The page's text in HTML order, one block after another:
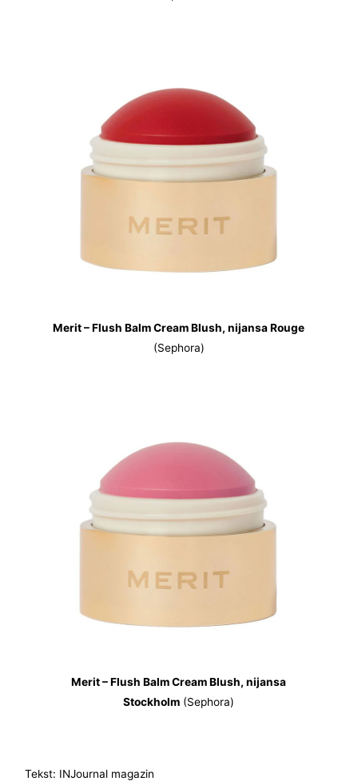
Merit – Flush Balm Cream Blush, nijansa Rouge
(Sephora)
Merit – Flush Balm Cream Blush, nijansa
Stockholm (Sephora)
Tekst: INJournal magazin